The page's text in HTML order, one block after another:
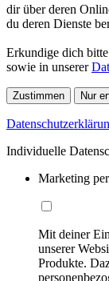
dir über deren
du deren Dienste
Erkundige dich
sowie in unserer
Zustimmen Nur
Individuelle
Marketing
Mit deiner
unserer
Produkte.